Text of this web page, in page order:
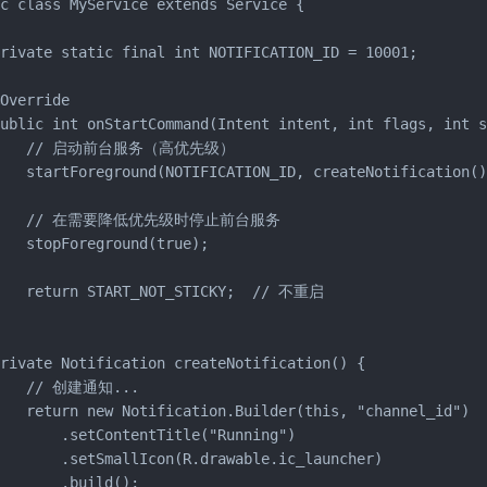
class MyService extends Service {
static final int NOTIFICATION_ID = 10001;
int onStartCommand(Intent intent, int flags, int
// 启动前台服务（高优先级）
startForeground(NOTIFICATION_ID,
// 在需要降低优先级时停止前台服务
stopForeground(true);
return START_NOT_STICKY;  // 不重启
Notification createNotification() {
// 创建通知...
return new Notification.Builder(this, "channel_id")
.setContentTitle("Running")
.setSmallIcon(R.drawable.ic_launcher)
.build();